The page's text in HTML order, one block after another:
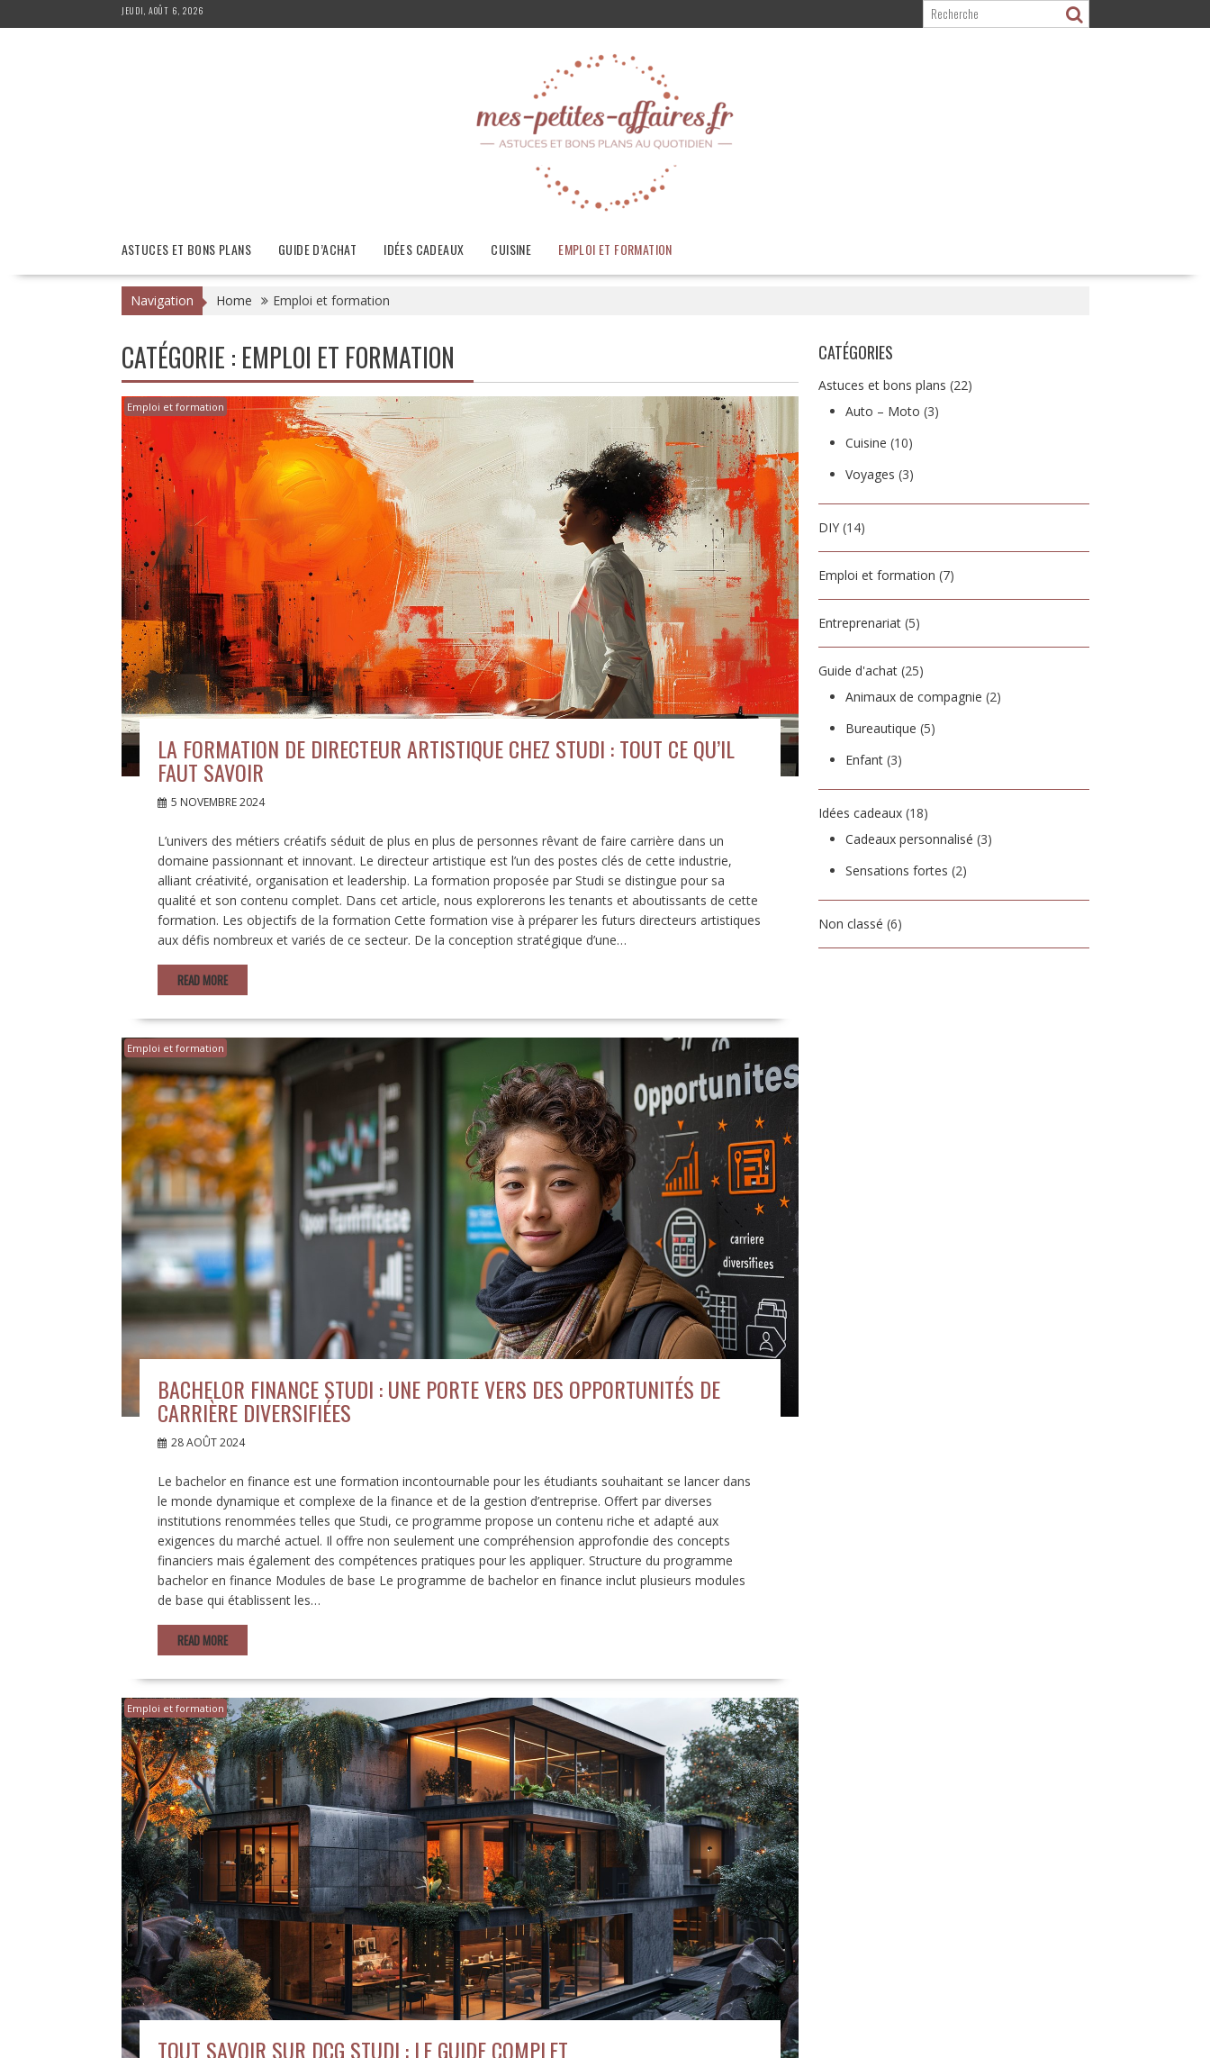
to
JEUDI, AOÛT 6, 2026
ASTUCES ET BONS PLANS GUIDE D’ACHAT IDÉES CADEAUX CUISINE EMPLOI ET FORMATION
Navigation Home Emploi et formation
CATÉGORIE : EMPLOI ET FORMATION
Emploi et formation
LA FORMATION DE DIRECTEUR ARTISTIQUE CHEZ STUDI : TOUT CE QU’IL
FAUT SAVOIR
5 NOVEMBRE 2024
L’univers des métiers créatifs séduit de plus en plus de personnes rêvant de faire carrière dans un
domaine passionnant et innovant. Le directeur artistique est l’un des postes clés de cette industrie,
alliant créativité, organisation et leadership. La formation proposée par Studi se distingue pour sa
qualité et son contenu complet. Dans cet article, nous explorerons les tenants et aboutissants de cette
formation. Les objectifs de la formation Cette formation vise à préparer les futurs directeurs artistiques
aux défis nombreux et variés de ce secteur. De la conception stratégique d’une…
READ MORE
Emploi et formation
BACHELOR FINANCE STUDI : UNE PORTE VERS DES OPPORTUNITÉS DE
CARRIÈRE DIVERSIFIÉES
28 AOÛT 2024
Le bachelor en finance est une formation incontournable pour les étudiants souhaitant se lancer dans
le monde dynamique et complexe de la finance et de la gestion d’entreprise. Offert par diverses
institutions renommées telles que Studi, ce programme propose un contenu riche et adapté aux
exigences du marché actuel. Il offre non seulement une compréhension approfondie des concepts
financiers mais également des compétences pratiques pour les appliquer. Structure du programme
bachelor en finance Modules de base Le programme de bachelor en finance inclut plusieurs modules
de base qui établissent les…
READ MORE
Emploi et formation
TOUT SAVOIR SUR DCG STUDI : LE GUIDE COMPLET
CATÉGORIES
Astuces et bons plans (22)
Auto – Moto (3)
Cuisine (10)
Voyages (3)
DIY(14)
Emploi et formation (7)
Entreprenariat(5)
Guide d'achat(25)
Animaux de compagnie (2)
Bureautique (5)
Enfant(3)
Idées cadeaux(18)
Cadeaux personnalisé (3)
Sensations fortes (2)
Non classé (6)